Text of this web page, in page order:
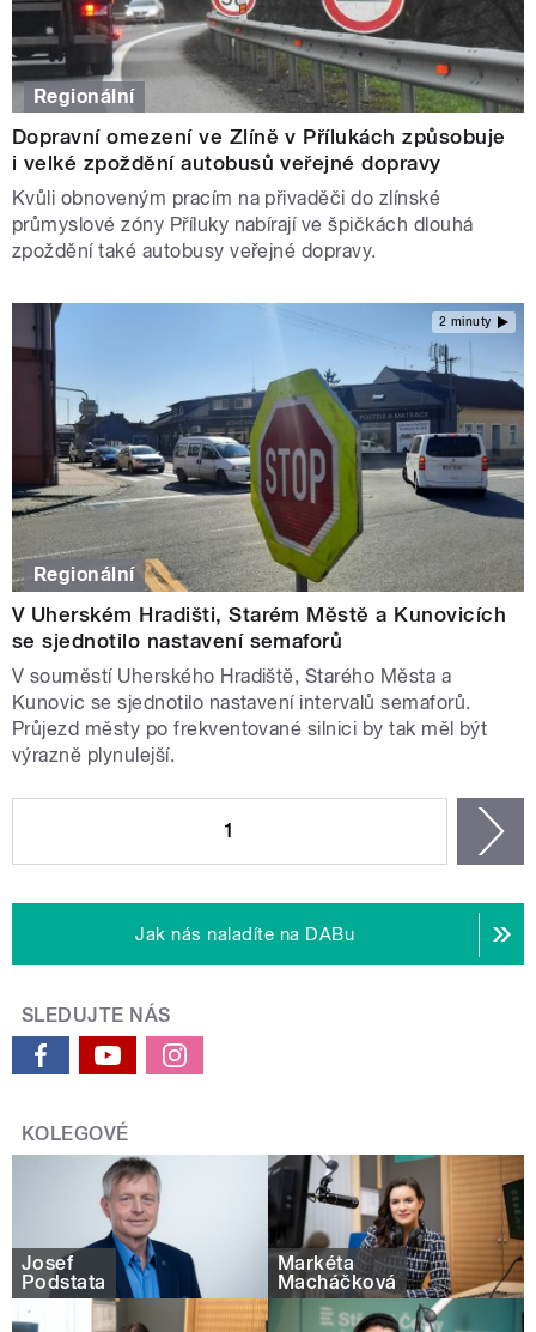
Regionální
Dopravní omezení ve Zlíně v Přílukách způsobuje
i velké zpoždění autobusů veřejné dopravy
Kvůli obnoveným pracím na přivaděči do zlínské
průmyslové zóny Příluky nabírají ve špičkách dlouhá
zpoždění také autobusy veřejné dopravy.
2 minuty
Regionální
V Uherském Hradišti, Starém Městě a Kunovicích
se sjednotilo nastavení semaforů
V souměstí Uherského Hradiště, Starého Města a
Kunovic se sjednotilo nastavení intervalů semaforů.
Průjezd městy po frekventované silnici by tak měl být
výrazně plynulejší.
1
Jak nás naladíte na DABu
SLEDUJTE NÁS
KOLEGOVÉ
Josef
Podstata
Markéta
Macháčková